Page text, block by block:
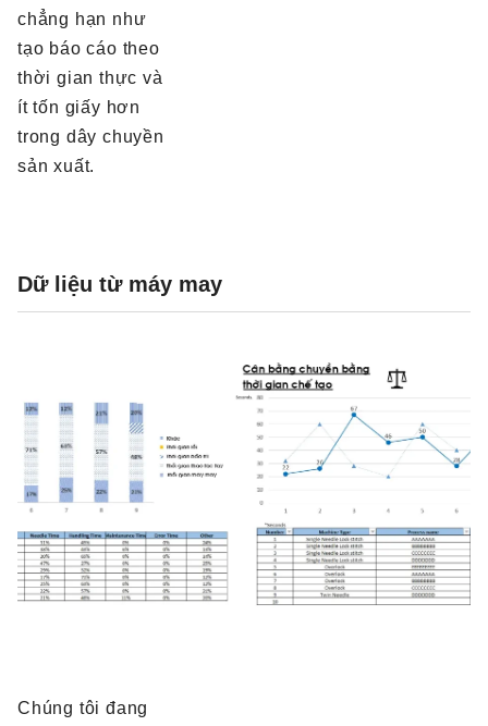
chẳng hạn như
tạo báo cáo theo
thời gian thực và
ít tốn giấy hơn
trong dây chuyền
sản xuất.
Dữ liệu từ máy may
Chúng tôi đang